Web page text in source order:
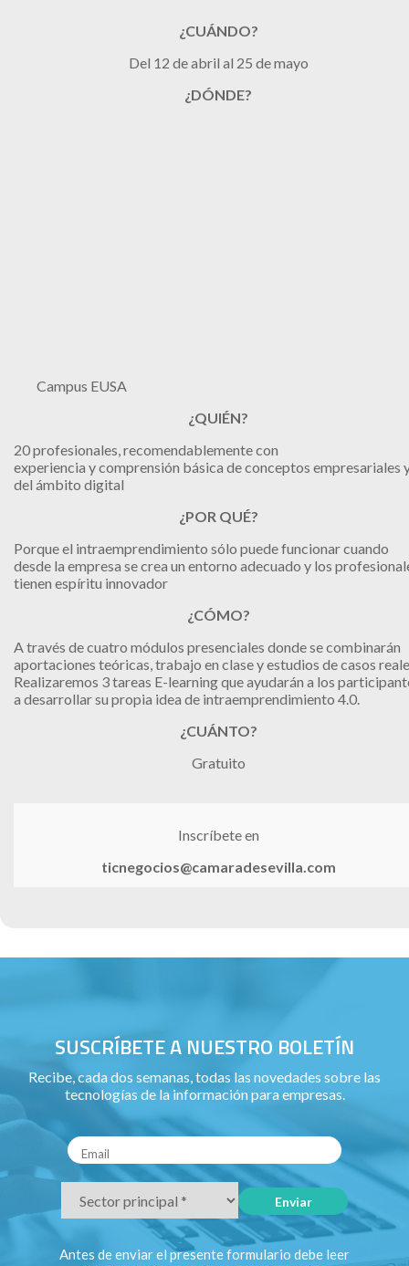
¿CUÁNDO?
Del 12 de abril al 25 de mayo
¿DÓNDE?
Campus EUSA
¿QUIÉN?
20 profesionales, recomendablemente con
experiencia y comprensión básica de conceptos empresariales
del ámbito digital
¿POR QUÉ?
Porque el intraemprendimiento sólo puede funcionar cuando
desde la empresa se crea un entorno adecuado y los
tienen espíritu innovador
¿CÓMO?
A través de cuatro módulos presenciales donde se combinarán
aportaciones teóricas, trabajo en clase y estudios de casos
Realizaremos 3 tareas E-learning que ayudarán a los
a desarrollar su propia idea de intraemprendimiento 4.0.
¿CUÁNTO?
Gratuito
Inscríbete en
ticnegocios@camaradesevilla.com
SUSCRÍBETE A NUESTRO BOLETÍN
Recibe, cada dos semanas, todas las novedades sobre las
tecnologías de la información para empresas.
Antes de enviar el presente formulario debe leer